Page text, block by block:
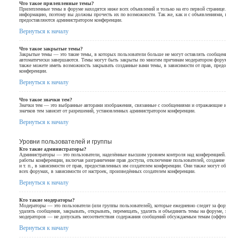
Что такое прилепленные темы?
Прилепленные темы в форуме находятся ниже всех объявлений и только на его первой
информацию, поэтому вы должны прочесть их по возможности. Так же, как и с объявлениями,
предоставляются администратором конференции.
Вернуться к началу
Что такое закрытые темы?
Закрытые темы — это такие темы, в которых пользователи больше не могут оставлять
автоматически завершаются. Темы могут быть закрыты по многим причинам модератором
также можете иметь возможность закрывать созданные вами темы, в зависимости от прав,
конференции.
Вернуться к началу
Что такое значки тем?
Значки тем — это выбранные авторами изображения, связанные с сообщениями и отражающие
значков тем зависит от разрешений, установленных администратором конференции.
Вернуться к началу
Уровни пользователей и группы
Кто такие администраторы?
Администраторы — это пользователи, наделённые высшим уровнем контроля над
работы конференции, включая разграничение прав доступа, отключение пользователей,
и т. п., в зависимости от прав, предоставленных им создателем конференции. Они также могут
всех форумах, в зависимости от настроек, произведённых создателем конференции.
Вернуться к началу
Кто такие модераторы?
Модераторы — это пользователи (или группы пользователей), которые ежедневно следят за
удалять сообщения, закрывать, открывать, перемещать, удалять и объединять темы на форуме,
модераторов — не допускать несоответствия содержания сообщений обсуждаемым темам
Вернуться к началу